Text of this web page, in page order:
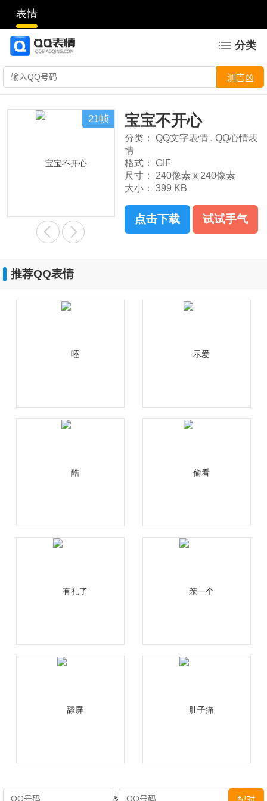
表情
分类
21帧 宝宝不开心
分类： QQ文字表情 , QQ心情表
情
格式：
GIF
尺寸：
240像素 x 240像素
大小：
399 KB
点击下载 试试手气
推荐QQ表情